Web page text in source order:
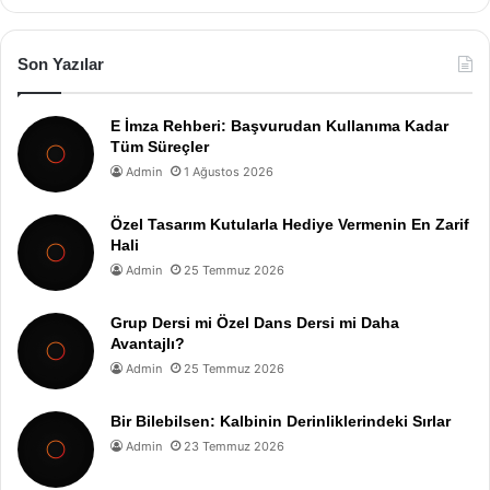
Son Yazılar
E İmza Rehberi: Başvurudan Kullanıma Kadar
Tüm Süreçler
Admin 1 Ağustos 2026
Özel Tasarım Kutularla Hediye Vermenin En Zarif
Hali
Admin 25 Temmuz 2026
Grup Dersi mi Özel Dans Dersi mi Daha
Avantajlı?
Admin 25 Temmuz 2026
Bir Bilebilsen: Kalbinin Derinliklerindeki Sırlar
Admin 23 Temmuz 2026